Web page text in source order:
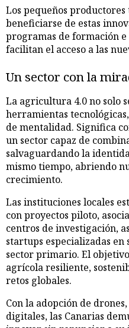
Los pequeños
beneficiarse de estas
programas de formación
facilitan el acceso a las
Un sector con la
La agricultura 4.0 no solo
herramientas
de mentalidad. Significa
un sector capaz de
salvaguardando la
mismo tiempo, abriendo
crecimiento.
Las instituciones locales
con proyectos piloto,
centros de investigación,
startups especializadas
sector primario. El
agrícola resiliente,
retos globales.
Con la adopción de
digitales, las Canarias